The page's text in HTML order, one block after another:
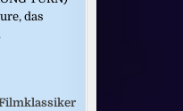
das